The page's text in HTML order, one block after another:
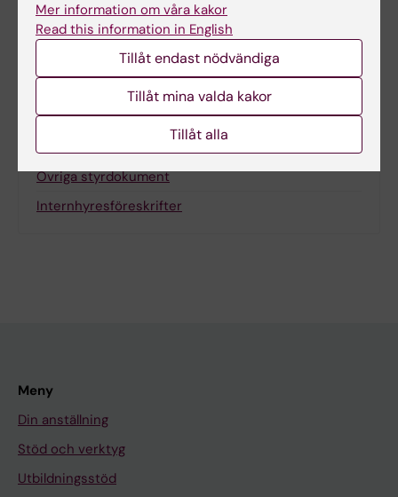
Dela
Relaterat
Övriga styrdokument
Internhyresföreskrifter
Meny
Din anställning
Stöd och verktyg
Utbildningsstöd
Mer information om våra kakor
Read this information in English
Tillåt endast nödvändiga
Tillåt mina valda kakor
Tillåt alla